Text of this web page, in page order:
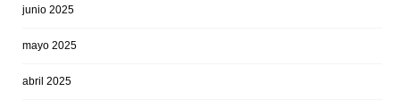
junio 2025
mayo 2025
abril 2025